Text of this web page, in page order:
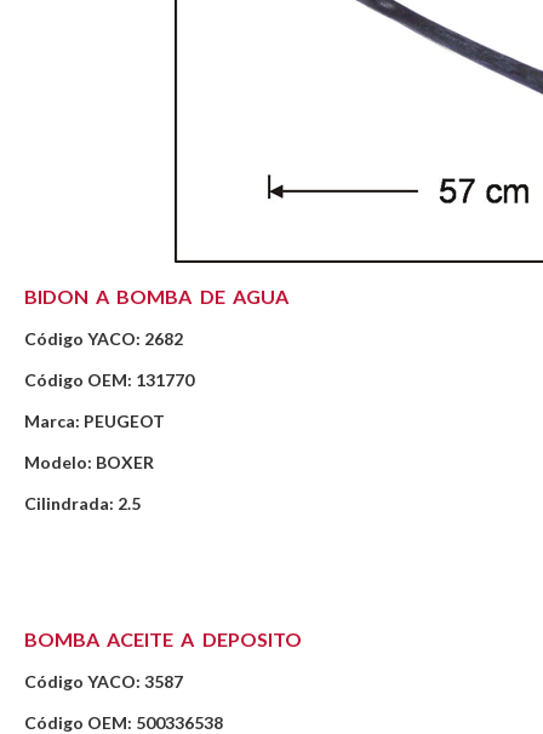
BIDON A BOMBA DE AGUA
Código YACO: 2682
Código OEM: 131770
Marca: PEUGEOT
Modelo: BOXER
Cilindrada: 2.5
BOMBA ACEITE A DEPOSITO
Código YACO: 3587
Código OEM: 500336538